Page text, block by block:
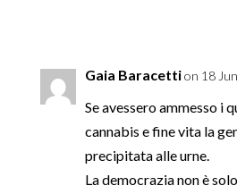
Gaia Baracettion 18
Se avessero ammesso i
cannabis e fine vita la
precipitata alle urne.
La democrazia non è